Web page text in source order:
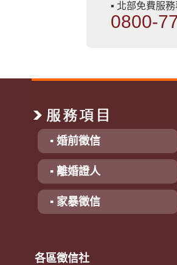
▪ 北部免費服
0800-
▪ 婚前徵信
▪ 離婚證人
▪ 家暴徵信
各區徵信社